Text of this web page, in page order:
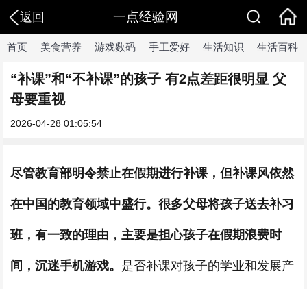
返回 一点经验网
首页 美食营养 游戏数码 手工爱好 生活知识 生活百科
“补课”和“不补课”的孩子 有2点差距很明显 父
母要重视
2026-04-28 01:05:54
尽管教育部明令禁止在假期进行补课，但补课风依然
在中国的教育领域中盛行。很多父母将孩子送去补习
班，有一致的理由，主要是担心孩子在假期浪费时
间，沉迷手机游戏。 是否补课对孩子的学业和发展产